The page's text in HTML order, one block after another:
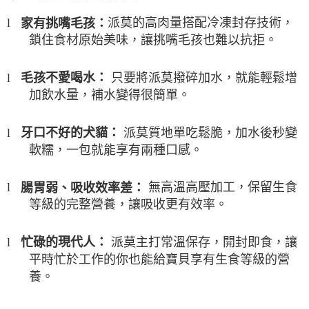
l 家有挑嘴毛孩： 派莫的高肉量搭配冷凍封存技術，
鎖住食材原始美味，讓挑嘴毛孩也難以抗拒。
l 毛孩不愛喝水：
只要將派莫撥碎加水，就能輕鬆增
加飲水量，補水變得很簡單。
l 牙口不好的犬貓：
派莫質地單吃鬆脆，加水後秒變
軟糯，一包就能享有兩種口感。
l 腸胃弱、吸收效率差：
無高溫高壓加工，保留生食
等級的完整營養，讓吸收更有效率。
l 忙碌的現代人：
派莫主打常溫保存，開封即食，讓
平時忙於工作的你也能給寶貝享有生食等級的營
養。